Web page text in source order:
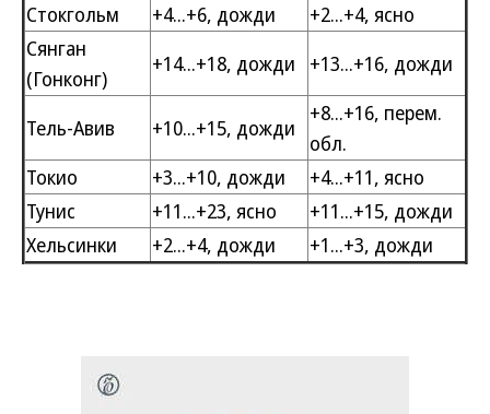
Стокгольм
+4...+6, дожди
+2...+4, ясно
Сянган
(Гонконг)
+14...+18, дожди +13...+16, дожди
Тель-Авив +10...+15, дожди
+8...+16, перем.
обл.
Токио
+3...+10, дожди
+4...+11, ясно
Тунис
+11...+23, ясно
+11...+15, дожди
Хельсинки
+2...+4, дожди +1...+3, дожди